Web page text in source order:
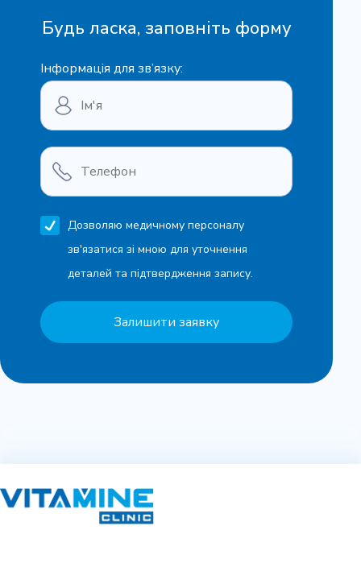
350 грн
Записатися
Плазмотерапія (PRP терапія)
Записатися
Блокада внутрішньосуглобова
Будь ласка, заповніть форму
Інформація для зв’язку:
Дозволяю медичному персоналу
зв'язатися зі мною для уточнення
деталей та підтвердження запису.
Залишити заявку